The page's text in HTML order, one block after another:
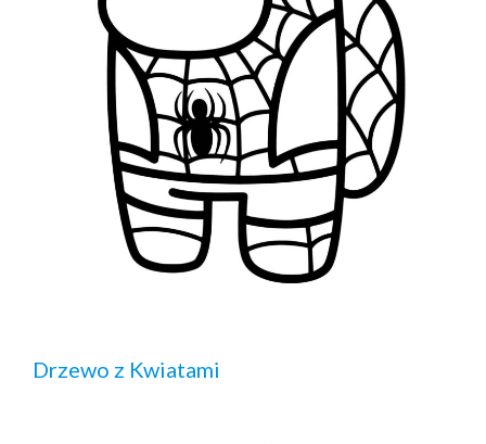
Drzewo z Kwiatami